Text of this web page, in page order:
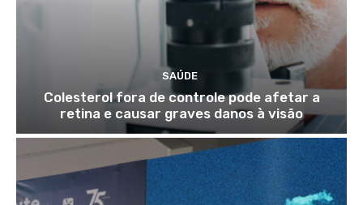
SAÚDE
Colesterol fora de controle pode afetar a
retina e causar graves danos à visão